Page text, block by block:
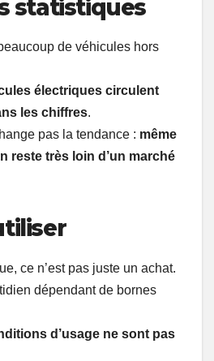
statistiques
de véhicules hors
électriques circulent
les chiffres.
pas la tendance : même
reste très loin d’un marché
ce n’est pas juste un achat.
dépendant de bornes
d’usage ne sont pas